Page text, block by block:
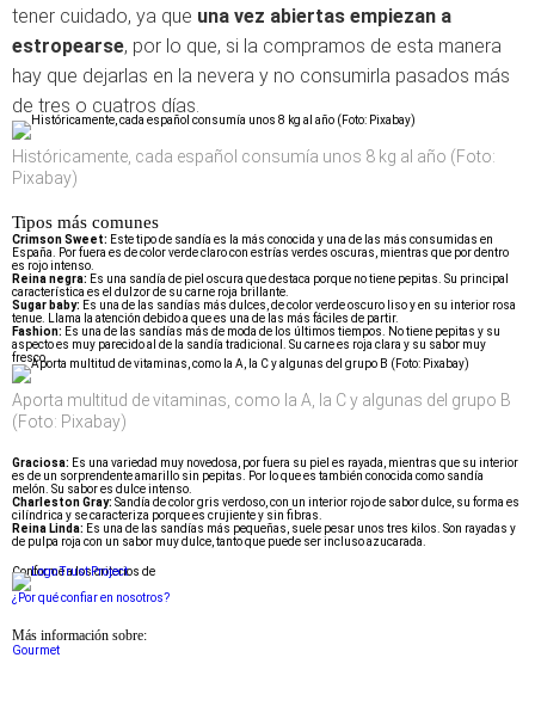
tener cuidado, ya que una vez abiertas empiezan a
estropearse, por lo que, si la compramos de esta manera
hay que dejarlas en la nevera y no consumirla pasados más
de tres o cuatros días.
Históricamente, cada español consumía unos 8 kg al año (Foto:
Pixabay)
Tipos más comunes
Crimson Sweet: Este tipo de sandía es la más conocida y una de las más consumidas en
España. Por fuera es de color verde claro con estrías verdes oscuras, mientras que por dentro
es rojo intenso.
Reina negra: Es una sandía de piel oscura que destaca porque no tiene pepitas. Su principal
característica es el dulzor de su carne roja brillante.
Sugar baby: Es una de las sandías más dulces, de color verde oscuro liso y en su interior rosa
tenue. Llama la atención debido a que es una de las más fáciles de partir.
Fashion: Es una de las sandías más de moda de los últimos tiempos. No tiene pepitas y su
aspecto es muy parecido al de la sandía tradicional. Su carne es roja clara y su sabor muy
fresco.
Aporta multitud de vitaminas, como la A, la C y algunas del grupo B
(Foto: Pixabay)
Graciosa: Es una variedad muy novedosa, por fuera su piel es rayada, mientras que su interior
es de un sorprendente amarillo sin pepitas. Por lo que es también conocida como sandía
melón. Su sabor es dulce intenso.
Charleston Gray: Sandía de color gris verdoso, con un interior rojo de sabor dulce, su forma es
cilíndrica y se caracteriza porque es crujiente y sin fibras.
Reina Linda: Es una de las sandías más pequeñas, suele pesar unos tres kilos. Son rayadas y
de pulpa roja con un sabor muy dulce, tanto que puede ser incluso azucarada.
Conforme a los criterios de
¿Por qué confiar en nosotros?
Más información sobre:
Gourmet